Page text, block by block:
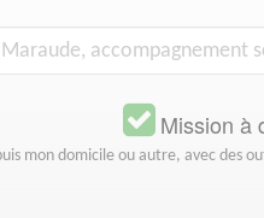
Mission à
mon domicile ou autre, avec des